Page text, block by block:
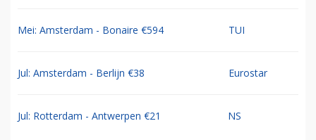
Mei: Amsterdam - Bonaire €594 TUI
Jul: Amsterdam - Berlijn €38 Eurostar
Jul: Rotterdam - Antwerpen €21 NS